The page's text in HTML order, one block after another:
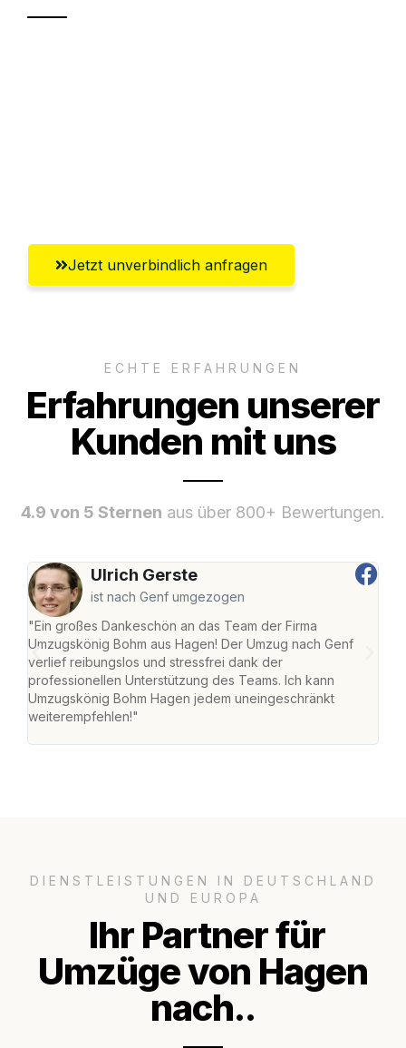
Jetzt unverbindlich anfragen
ECHTE ERFAHRUNGEN
Erfahrungen unserer
Kunden mit uns
4.9 von 5 Sternen aus über 800+ Bewertungen.
Ulrich Gerste
ist nach Genf umgezogen
"Ein großes Dankeschön an das Team der Firma
Umzugskönig Bohm aus Hagen! Der Umzug nach Genf
verlief reibungslos und stressfrei dank der
professionellen Unterstützung des Teams. Ich kann
Umzugskönig Bohm Hagen jedem uneingeschränkt
weiterempfehlen!"
DIENSTLEISTUNGEN IN DEUTSCHLAND
UND EUROPA
Ihr Partner für
Umzüge von Hagen
nach..